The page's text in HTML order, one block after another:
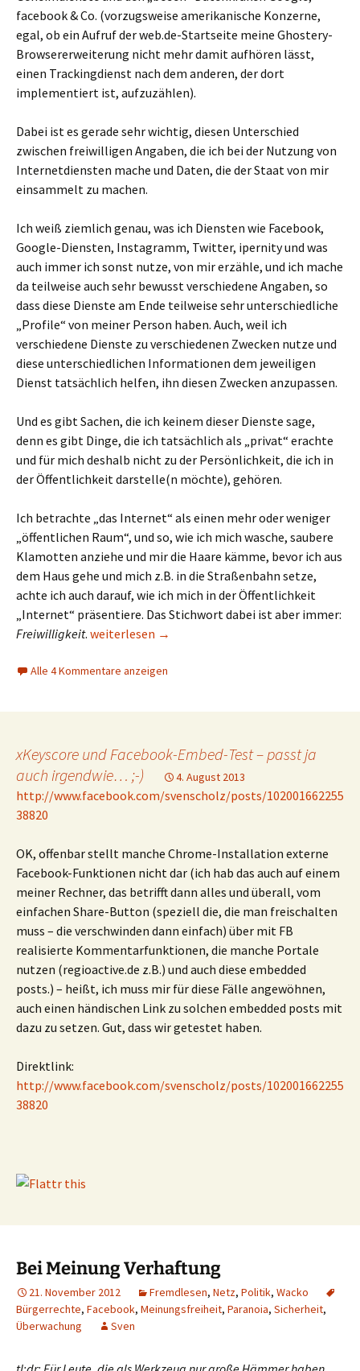
facebook & Co. (vorzugsweise amerikanische Konzerne,
egal, ob ein Aufruf der web.de-Startseite meine Ghostery-
Browsererweiterung nicht mehr damit aufhören lässt,
einen Trackingdienst nach dem anderen, der dort
implementiert ist, aufzuzählen).
Dabei ist es gerade sehr wichtig, diesen Unterschied
zwischen freiwilligen Angaben, die ich bei der Nutzung von
Internetdiensten mache und Daten, die der Staat von mir
einsammelt zu machen.
Ich weiß ziemlich genau, was ich Diensten wie Facebook,
Google-Diensten, Instagramm, Twitter, ipernity und was
auch immer ich sonst nutze, von mir erzähle, und ich mache
da teilweise auch sehr bewusst verschiedene Angaben, so
dass diese Dienste am Ende teilweise sehr unterschiedliche
„Profile“ von meiner Person haben. Auch, weil ich
verschiedene Dienste zu verschiedenen Zwecken nutze und
diese unterschiedlichen Informationen dem jeweiligen
Dienst tatsächlich helfen, ihn diesen Zwecken anzupassen.
Und es gibt Sachen, die ich keinem dieser Dienste sage,
denn es gibt Dinge, die ich tatsächlich als „privat“ erachte
und für mich deshalb nicht zu der Persönlichkeit, die ich in
der Öffentlichkeit darstelle(n möchte), gehören.
Ich betrachte „das Internet“ als einen mehr oder weniger
„öffentlichen Raum“, und so, wie ich mich wasche, saubere
Klamotten anziehe und mir die Haare kämme, bevor ich aus
dem Haus gehe und mich z.B. in die Straßenbahn setze,
achte ich auch darauf, wie ich mich in der Öffentlichkeit
„Internet“ präsentiere. Das Stichwort dabei ist aber immer:
Freiwilligkeit. Überlegungen zum Thema Überwachungsstaat
weiterlesen →
Alle 4 Kommentare anzeigen
xKeyscore und Facebook-Embed-Test – passt ja
auch irgendwie… ;-)
4. August 2013
http://www.facebook.com/svenscholz/posts/102001662255
38820
OK, offenbar stellt manche Chrome-Installation externe
Facebook-Funktionen nicht dar (ich hab das auch auf einem
meiner Rechner, das betrifft dann alles und überall, vom
einfachen Share-Button (speziell die, die man freischalten
muss – die verschwinden dann einfach) über mit FB
realisierte Kommentarfunktionen, die manche Portale
nutzen (regioactive.de z.B.) und auch diese embedded
posts.) – heißt, ich muss mir für diese Fälle angewöhnen,
auch einen händischen Link zu solchen embedded posts mit
dazu zu setzen. Gut, dass wir getestet haben.
Direktlink:
http://www.facebook.com/svenscholz/posts/102001662255
38820
Bei Meinung Verhaftung
21. November 2012 Fremdlesen, Netz, Politik, Wacko
Bürgerrechte, Facebook, Meinungsfreiheit, Paranoia, Sicherheit,
Überwachung
Sven